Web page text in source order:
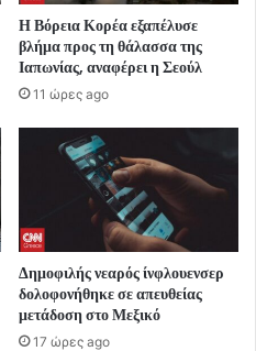
Η Βόρεια Κορέα εξαπέλυσε
βλήμα προς τη θάλασσα της
Ιαπωνίας, αναφέρει η Σεούλ
11 ώρες ago
Δημοφιλής νεαρός ίνφλουενσερ
δολοφονήθηκε σε απευθείας
μετάδοση στο Μεξικό
17 ώρες ago